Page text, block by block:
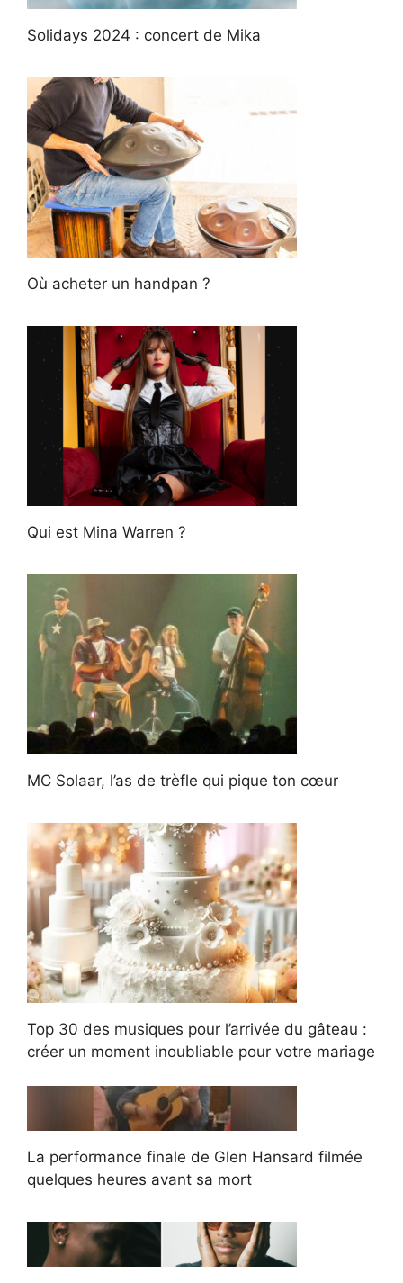
Solidays 2024 : concert de Mika
Où acheter un handpan ?
Qui est Mina Warren ?
MC Solaar, l’as de trèfle qui pique ton cœur
Top 30 des musiques pour l’arrivée du gâteau :
créer un moment inoubliable pour votre mariage
La performance finale de Glen Hansard filmée
quelques heures avant sa mort